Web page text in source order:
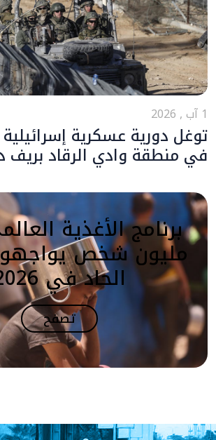
1 آب , 2026
توغل دورية عسكرية
في منطقة وادي الرقاد بريف
مليون شخص
الحاد في 2026
تصفح